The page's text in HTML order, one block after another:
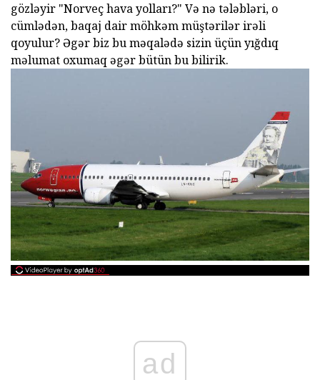
gözləyir "Norveç hava yolları?" Və nə tələbləri, o
cümlədən, baqaj dair möhkəm müştərilər irəli
qoyulur? Əgər biz bu məqalədə sizin üçün yığdıq
məlumat oxumaq əgər bütün bu bilirik.
ad